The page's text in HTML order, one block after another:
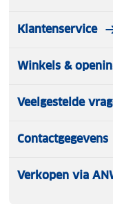
Klantenservice
Winkels &
Veelgestelde
Contactgegevens
Verkopen via